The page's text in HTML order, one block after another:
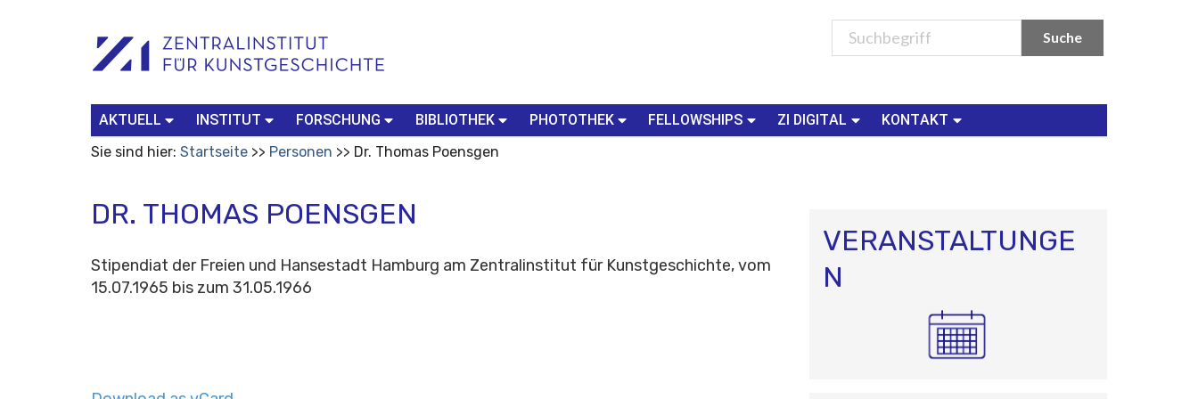
Werkzeuge
Search…
AKTUELL INSTITUT FORSCHUNG BIBLIOTHEK PHOTOTHEK FELLOWSHIPS ZI DIGITAL
KONTAKT
Sie sind hier: Startseite Personen Dr. Thomas Poensgen
DR. THOMAS POENSGEN
Stipendiat der Freien und Hansestadt Hamburg am Zentralinstitut für Kunstgeschichte, vom
15.07.1965 bis zum 31.05.1966
VERANSTALTUNGE
N